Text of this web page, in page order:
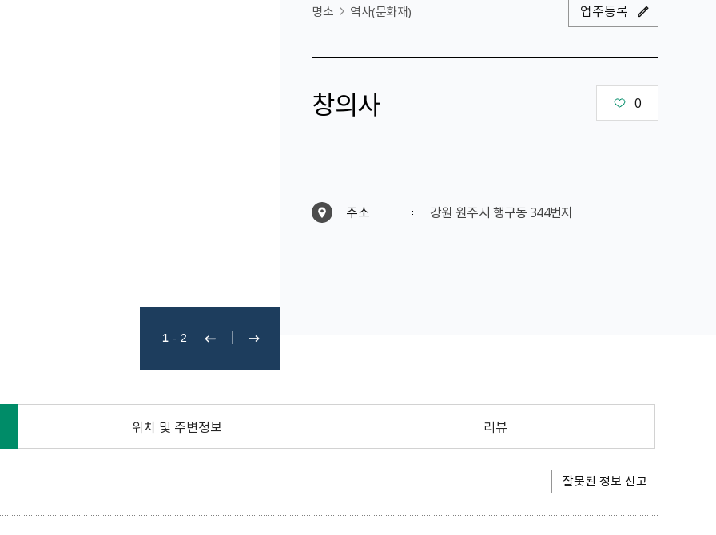
1 - 2
명소 역사(문화재) 업주등록
창의사 0
주소 강원 원주시 행구동 344번지
위치 및 주변정보 리뷰
잘못된 정보 신고